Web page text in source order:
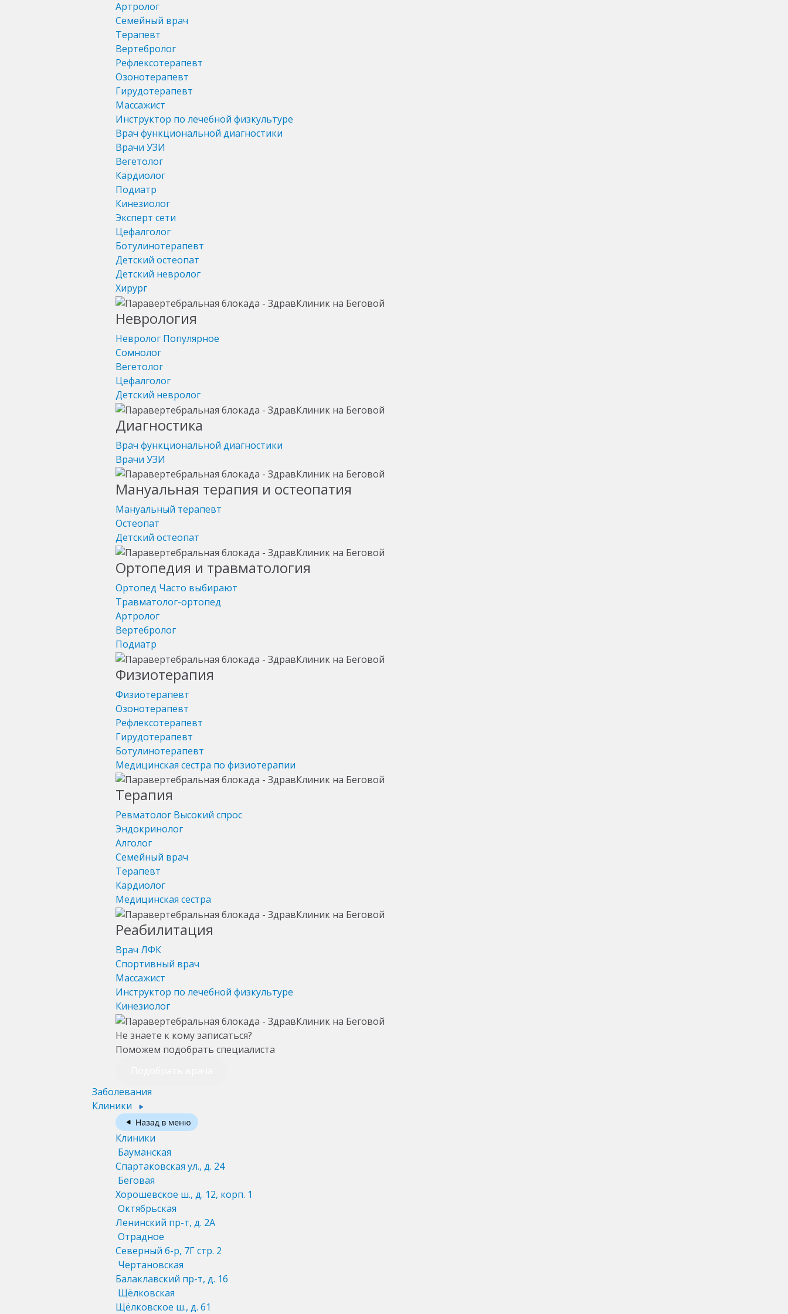
Артролог
Семейный врач
Терапевт
Вертебролог
Рефлексотерапевт
Озонотерапевт
Гирудотерапевт
Массажист
Инструктор по лечебной физкультуре
Врач функциональной диагностики
Врачи УЗИ
Вегетолог
Кардиолог
Подиатр
Кинезиолог
Эксперт сети
Цефалголог
Ботулинотерапевт
Детский остеопат
Детский невролог
Хирург
Неврология
Невролог Популярное
Сомнолог
Вегетолог
Цефалголог
Детский невролог
Диагностика
Врач функциональной диагностики
Врачи УЗИ
Мануальная терапия и остеопатия
Мануальный терапевт
Остеопат
Детский остеопат
Ортопедия и травматология
Ортопед Часто выбирают
Травматолог-ортопед
Артролог
Вертебролог
Подиатр
Физиотерапия
Физиотерапевт
Озонотерапевт
Рефлексотерапевт
Гирудотерапевт
Ботулинотерапевт
Медицинская сестра по физиотерапии
Терапия
Ревматолог Высокий спрос
Эндокринолог
Алголог
Семейный врач
Терапевт
Кардиолог
Медицинская сестра
Реабилитация
Врач ЛФК
Спортивный врач
Массажист
Инструктор по лечебной физкультуре
Кинезиолог
Не знаете к кому записаться?
Поможем подобрать специалиста
Заболевания
Клиники
Клиники
Бауманская
Спартаковская ул., д. 24
Беговая
Хорошевское ш., д. 12, корп. 1
Октябрьская
Ленинский пр-т, д. 2А
Отрадное
Северный б-р, 7Г стр. 2
Чертановская
Балаклавский пр-т, д. 16
Щёлковская
Щёлковское ш., д. 61